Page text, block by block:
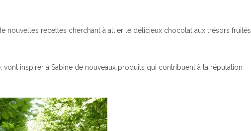
nouvelles recettes cherchant à allier le délicieux chocolat aux trésors fruités
inspirer à Sabine de nouveaux produits qui contribuent à la réputation